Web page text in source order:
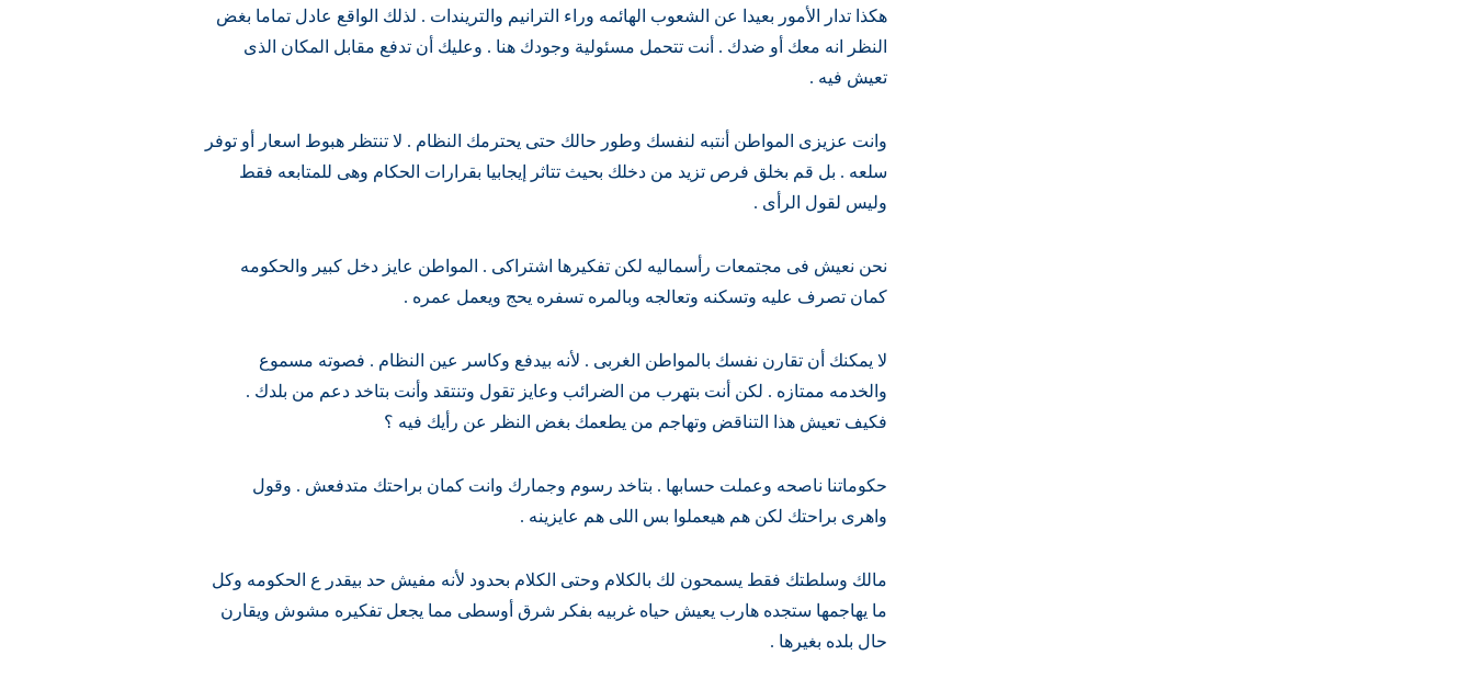
هكذا تدار الأمور بعيدا عن الشعوب الهائمه وراء الترانيم والتريندات . لذلك الواقع عادل تماما بغض
النظر انه معك أو ضدك . أنت تتحمل مسئولية وجودك هنا . وعليك أن تدفع مقابل المكان الذى
تعيش فيه .
وانت عزيزى المواطن أنتبه لنفسك وطور حالك حتى يحترمك النظام . لا تنتظر هبوط اسعار أو توفر
سلعه . بل قم بخلق فرص تزيد من دخلك بحيث تتاثر إيجابيا بقرارات الحكام وهى للمتابعه فقط
وليس لقول الرأى .
نحن نعيش فى مجتمعات رأسماليه لكن تفكيرها اشتراكى . المواطن عايز دخل كبير والحكومه
كمان تصرف عليه وتسكنه وتعالجه وبالمره تسفره يحج ويعمل عمره .
لا يمكنك أن تقارن نفسك بالمواطن الغربى . لأنه بيدفع وكاسر عين النظام . فصوته مسموع
والخدمه ممتازه . لكن أنت بتهرب من الضرائب وعايز تقول وتنتقد وأنت بتاخد دعم من بلدك .
فكيف تعيش هذا التناقض وتهاجم من يطعمك بغض النظر عن رأيك فيه ؟
حكوماتنا ناصحه وعملت حسابها . بتاخد رسوم وجمارك وانت كمان براحتك متدفعش . وقول
واهرى براحتك لكن هم هيعملوا بس اللى هم عايزينه .
مالك وسلطتك فقط يسمحون لك بالكلام وحتى الكلام بحدود لأنه مفيش حد بيقدر ع الحكومه وكل
ما يهاجمها ستجده هارب يعيش حياه غربيه بفكر شرق أوسطى مما يجعل تفكيره مشوش ويقارن
حال بلده بغيرها .